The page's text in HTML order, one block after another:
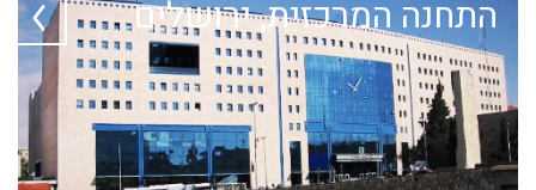
התחנה המרכזית, ירושלים